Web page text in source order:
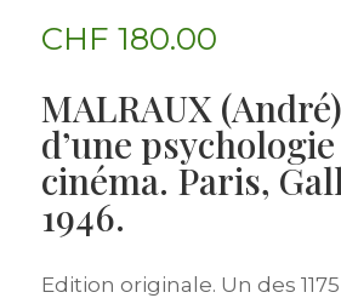
CHF 180.00
MALRAUX
d’une
cinéma. Paris,
1946.
Edition originale. Un des